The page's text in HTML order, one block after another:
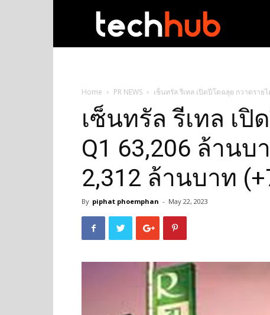
Home PR NEWS เซ็นทรัล รีเทล เปิดปีโตฉลุย กวาดราย
เซ็นทรัล รีเทล เ
Q1 63,206 ล้านบ
2,312 ล้านบาท
By piphat phoemphan - May 22, 2023